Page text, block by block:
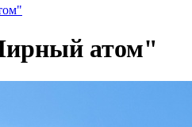
атом"